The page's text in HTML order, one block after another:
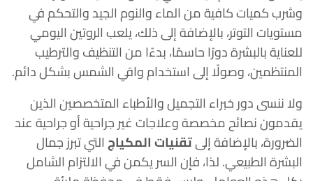
وشرب كميات كافية من الماء والنوم الجيد والتحكم في
مستويات التوتر، بالإضافة إلى ذلك، يلعب الروتين اليومي
للعناية بالبشرة دورًا حاسمًا، بدءًا من التنظيف والترطيب
المنتظمين، وصولًا إلى استخدام واقي الشمس بشكل دائم.
ولا ننسى دور خبراء التجميل والأطباء المتخصصين الذين
يقدمون نصائح مخصصة وعلاجات غير جراحية أو جراحية عند
الضرورة، بالإضافة إلىتقنيات المكياجالتي تبرز جمال
البشرة الطبيعي. لذا، فإن السر يكمن في الالتزام الشامل